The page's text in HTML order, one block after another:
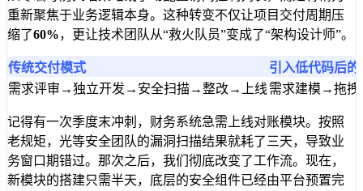
重新聚焦于业务逻辑本身。这种转变不仅让项目交付周期压
缩了60%，更让技术团队从“救火队员”变成了“架构设计师”。
传统交付模式
引入低代码后的
需求评审→独立开发→安全扫描→整改→上线 需求建模→拖
记得有一次季度末冲刺，财务系统急需上线对账模块。按照
老规矩，光等安全团队的漏洞扫描结果就耗了三天，导致业
务窗口期错过。那次之后，我们彻底改变了工作流。现在，
新模块的搭建只需半天，底层的安全组件已经由平台预置完